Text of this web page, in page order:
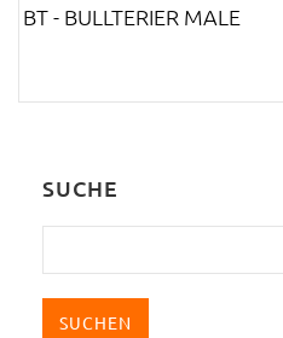
BT - BULLTERIER MALE
SUCHE